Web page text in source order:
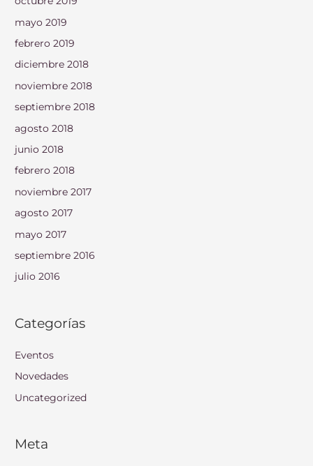
mayo 2019
febrero 2019
diciembre 2018
noviembre 2018
septiembre 2018
agosto 2018
junio 2018
febrero 2018
noviembre 2017
agosto 2017
mayo 2017
septiembre 2016
julio 2016
Categorías
Eventos
Novedades
Uncategorized
Meta